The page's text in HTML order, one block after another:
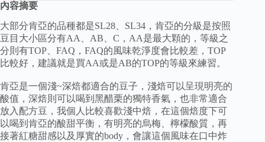
內容摘要
大部分肯亞的品種都是SL28、SL34，肯亞的分級是按照
豆目大小區分有AA、AB、C，AA是最大顆的，等級之
分則有TOP、FAQ，FAQ的風味乾淨度會比較差，TOP
比較好，建議就是買AA或是AB的TOP的等級來練習。
肯亞是一個淺~深焙都適合的豆子，淺焙可以呈現明亮的
酸值，深焙則可以喝到黑醋栗的獨特香氣，也非常適合
放入配方豆，我個人比較喜歡淺中焙，在這個焙度下可
以喝到肯亞的酸甜平衡，有明亮的烏梅、檸檬酸質，再
接著紅糖甜感以及厚實的body，會讓這個風味在口中炸